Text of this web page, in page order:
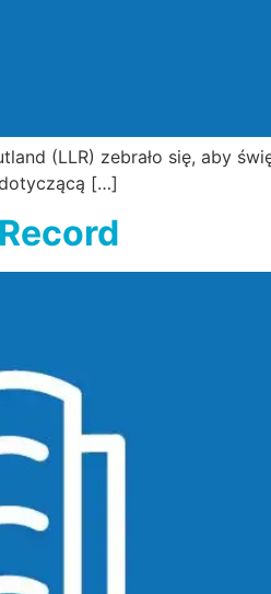
(LLR) zebrało się, aby
[…]